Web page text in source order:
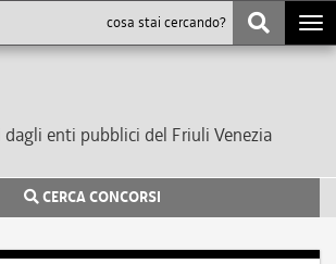
enti pubblici del Friuli Venezia
CERCA CONCORSI